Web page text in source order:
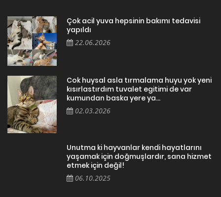
Çok acil yuva hepsinin bakımı tedavisi
yapıldı
22.06.2026
Cok huysal asla tırmalama huyu yok yeni
kısırlastırdım tuvalet egitimi de var
kumundan baska yere ya...
02.03.2026
Unutma ki hayvanlar kendi hayatlarını
yaşamak için doğmuşlardır, sana hizmet
etmek için değil!
06.10.2025